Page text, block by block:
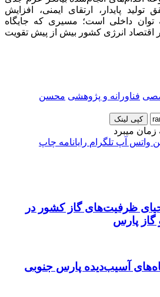
پایدار، ارتقای ایمنی، افزایش
توان داخلی است؛ مسیری که جایگاه
اقتصاد انرژی کشور بیش از پیش تقویت
فناورانه و پژوهشی محسن
کپی لینک
واتس آپ تلگرام رایانامه چاپ
ظرفیت‌های گاز کشور در
گاز پارس
آسیب‌دیده پارس جنوبی